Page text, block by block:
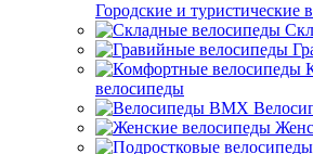
Городские и туристические
велосипеды